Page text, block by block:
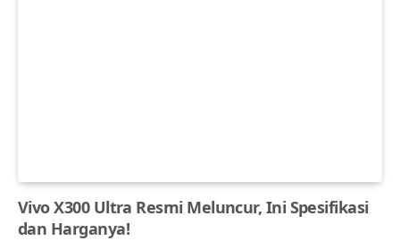
Vivo X300 Ultra Resmi Meluncur, Ini Spesifikasi
dan Harganya!